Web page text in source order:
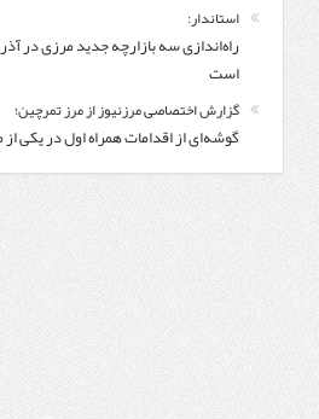
استاندار:
راه‌اندازی سه بازارچه جدید مرزی در
است
گزارش اختصاصی مرزنیوز از مرز تمرچین؛
گوشه‌ای از اقدامات همراه اول در یکی